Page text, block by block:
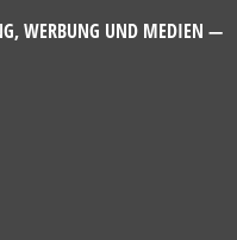
WERBUNG UND MEDIEN —